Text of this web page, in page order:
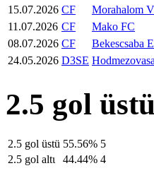
15.07.2026 CF Morahalom
11.07.2026 CF Mako FC
08.07.2026 CF Bekescsaba
24.05.2026 D3SE
2.5 gol
2.5 gol üstü 55.56% 5
2.5 gol altι
44.44% 4